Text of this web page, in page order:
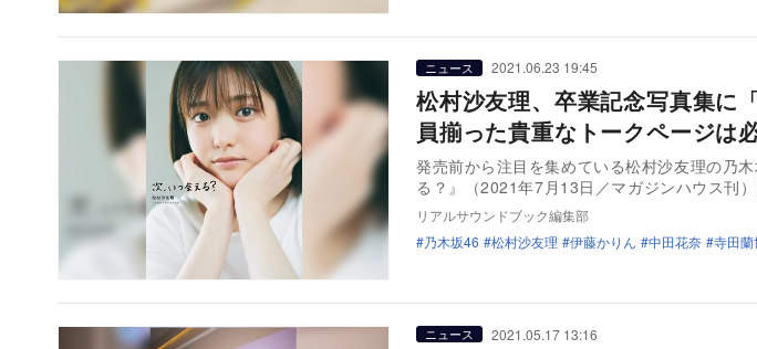
ニュース 2021.06.23 19:45
松村沙友理、卒業記念写真集
員揃った貴重なトークページは
発売前から注目を集めている松村沙友理の乃
る？』（2021年7月13日／マガジンハウス刊
リアルサウンドブック編集部
乃木坂46
松村沙友理 伊藤かりん 中田花奈 寺田蘭
ニュース 2021.05.17 13:16